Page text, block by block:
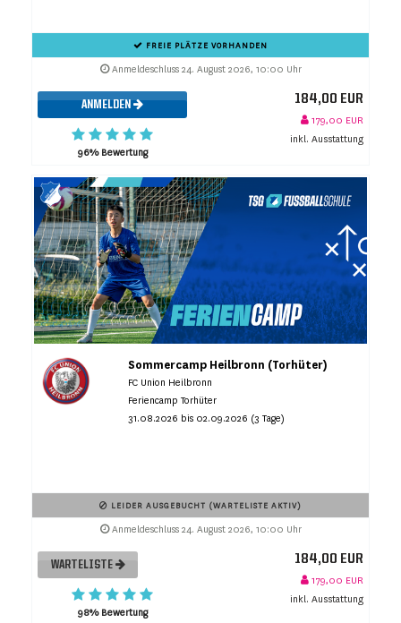
FREIE PLÄTZE VORHANDEN
Anmeldeschluss 24. August 2026, 10:00 Uhr
ANMELDEN
96% Bewertung
184,00 EUR
179,00 EUR
inkl. Ausstattung
Sommercamp Heilbronn (Torhüter)
FC Union Heilbronn
Feriencamp Torhüter
31.08.2026 bis 02.09.2026 (3 Tage)
LEIDER AUSGEBUCHT (WARTELISTE AKTIV)
Anmeldeschluss 24. August 2026, 10:00 Uhr
WARTELISTE
98% Bewertung
184,00 EUR
179,00 EUR
inkl. Ausstattung